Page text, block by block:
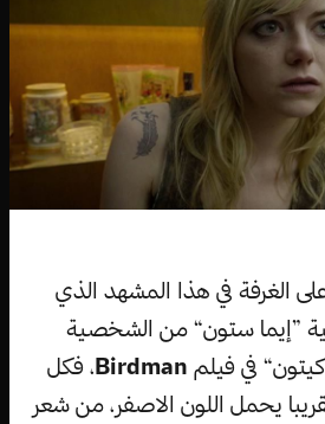
الغرفة في هذا المشهد الذي
ستون“ من الشخصية
في فيلم Birdman، فكل
يحمل اللون الاصفر، من شعر